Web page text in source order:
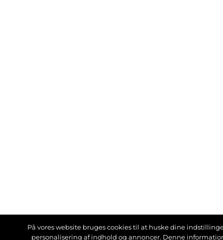
På vores website bruges cookies til at huske dine
personalisering af indhold og annoncer. Denne